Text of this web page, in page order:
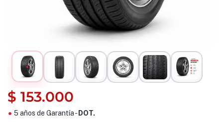
$ 153.000
5 años de Garantía - DOT.